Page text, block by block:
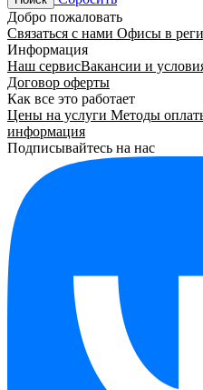
Добро пожаловать
Связаться с нами Офисы в
Информация
Наш сервисВакансии и
Договор оферты
Как все это работает
Цены на услуги Методы
информация
Подписывайтесь на нас